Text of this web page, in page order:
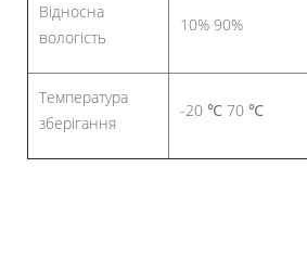
Відносна
вологість
10% 90%
Температура
зберігання
-20 ℃ 70 ℃